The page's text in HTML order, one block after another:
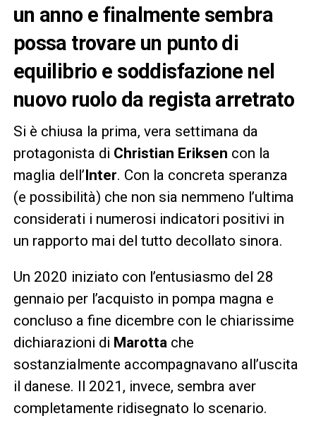
un anno e finalmente sembra
possa trovare un punto di
equilibrio e soddisfazione nel
nuovo ruolo da regista arretrato
Si è chiusa la prima, vera settimana da
protagonista di Christian Eriksen con la
maglia dell’ Inter. Con la concreta speranza
(e possibilità) che non sia nemmeno l’ultima
considerati i numerosi indicatori positivi in
un rapporto mai del tutto decollato sinora.
Un 2020 iniziato con l’entusiasmo del 28
gennaio per l’acquisto in pompa magna e
concluso a fine dicembre con le chiarissime
dichiarazioni di Marottache
sostanzialmente accompagnavano all’uscita
il danese. Il 2021, invece, sembra aver
completamente ridisegnato lo scenario.